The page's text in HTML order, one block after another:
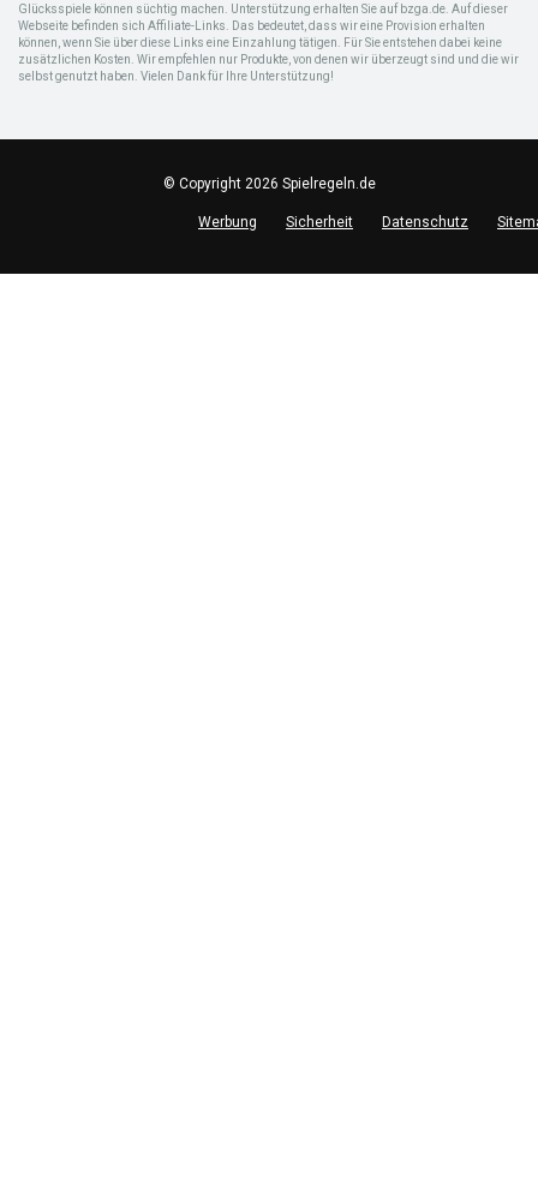
Glücksspiele können süchtig machen. Unterstützung erhalten Sie auf bzga.de. Auf dieser
Webseite befinden sich Affiliate-Links. Das bedeutet, dass wir eine Provision erhalten
können, wenn Sie über diese Links eine Einzahlung tätigen. Für Sie entstehen dabei keine
zusätzlichen Kosten. Wir empfehlen nur Produkte, von denen wir überzeugt sind und die wir
selbst genutzt haben. Vielen Dank für Ihre Unterstützung!
© Copyright 2026 Spielregeln.de
Werbung Sicherheit Datenschutz